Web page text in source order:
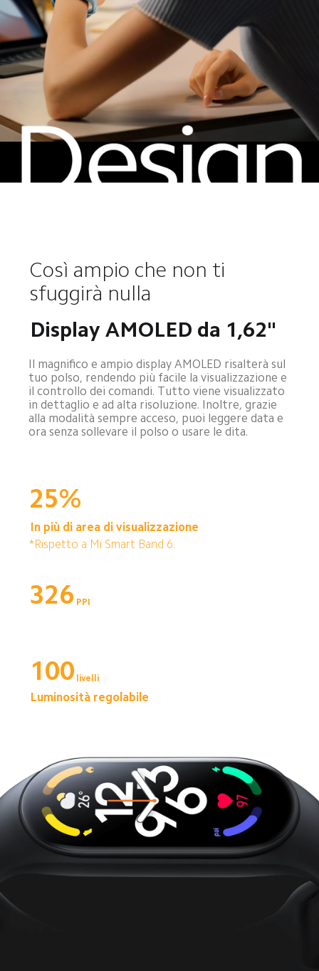
Così ampio che non ti
sfuggirà nulla
Display AMOLED da 1,62"
Il magnifico e ampio display AMOLED risalterà sul
tuo polso, rendendo più facile la visualizzazione e
il controllo dei comandi. Tutto viene visualizzato
in dettaglio e ad alta risoluzione. Inoltre, grazie
alla modalità sempre acceso, puoi leggere data e
ora senza sollevare il polso o usare le dita.
25%
In più di area di visualizzazione
*Rispetto a Mi Smart Band 6.
326 PPI
100 livelli
Luminosità regolabile